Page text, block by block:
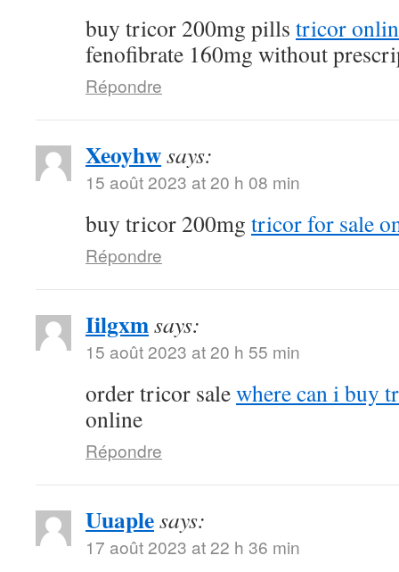
buy tricor 200mg pills tricor
fenofibrate 160mg without
Répondre
Xeoyhwsays:
15 août 2023 at 20 h 08 min
buy tricor 200mg tricor for sale
Répondre
Iilgxmsays:
15 août 2023 at 20 h 55 min
order tricor salewhere can i buy
online
Répondre
Uuaplesays:
17 août 2023 at 22 h 36 min